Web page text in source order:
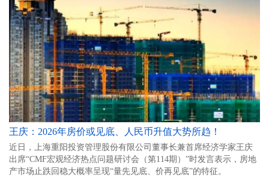
王庆：2026年房价或见底、人民币升值大势所趋！
近日，上海重阳投资管理股份有限公司董事长兼首席经济学家王庆
出席“CMF宏观经济热点问题研讨会（第114期）”时发言表示，房地
产市场止跌回稳大概率呈现“量先见底、价再见底”的特征。